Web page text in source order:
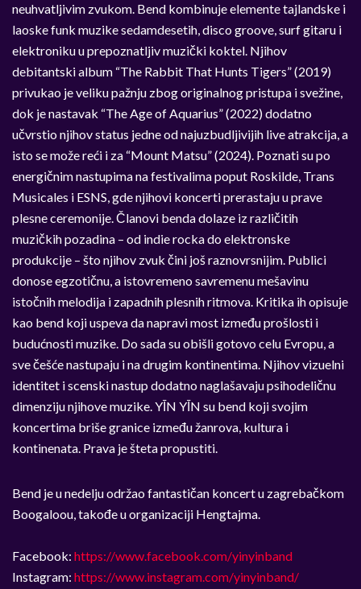
neuhvatljivim zvukom. Bend kombinuje elemente tajlandske i
laoske funk muzike sedamdesetih, disco groove, surf gitaru i
elektroniku u prepoznatljiv muzički koktel. Njihov
debitantski album “The Rabbit That Hunts Tigers” (2019)
privukao je veliku pažnju zbog originalnog pristupa i svežine,
dok je nastavak “The Age of Aquarius” (2022) dodatno
učvrstio njihov status jedne od najuzbudljivijih live atrakcija, a
isto se može reći i za “Mount Matsu” (2024). Poznati su po
energičnim nastupima na festivalima poput Roskilde, Trans
Musicales i ESNS, gde njihovi koncerti prerastaju u prave
plesne ceremonije.Članovi benda dolaze iz različitih
muzičkih pozadina – od indie rocka do elektronske
produkcije – što njihov zvuk čini još raznovrsnijim. Publici
donose egzotičnu, a istovremeno savremenu mešavinu
istočnih melodija i zapadnih plesnih ritmova. Kritika ih opisuje
kao bend koji uspeva da napravi most između prošlosti i
budućnosti muzike. Do sada su obišli gotovo celu Evropu, a
svečešće nastupaju i na drugim kontinentima. Njihov vizuelni
identitet i scenski nastup dodatno naglašavaju psihodeličnu
dimenziju njihove muzike. YĪN YĪN su bend koji svojim
koncertima briše granice između žanrova, kultura i
kontinenata. Prava je šteta propustiti.
Bend je u nedelju održao fantastičan koncert u zagrebačkom
Boogaloou, takođe u organizaciji Hengtajma.
Facebook: https://www.facebook.com/yinyinband
Instagram: https://www.instagram.com/yinyinband/